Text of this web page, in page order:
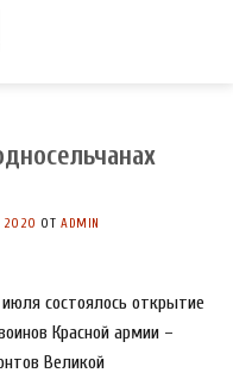
2020 ОТADMIN
июля состоялось открытие
Красной армии –
Великой